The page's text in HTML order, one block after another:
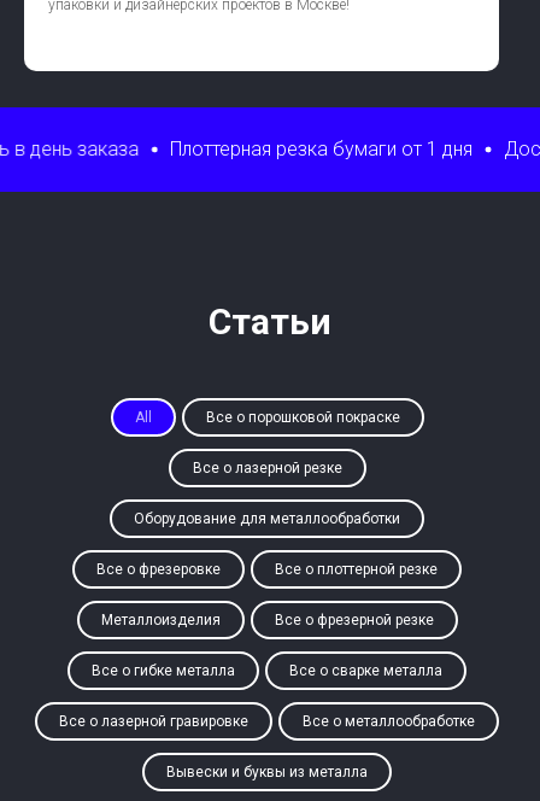
упаковки и дизайнерских проектов в Москве!
Плоттерная резка бумаги от 1 дня Доставка по РФ
Статьи
All Все о порошковой покраске
Все о лазерной резке
Оборудование для металлообработки
Все о фрезеровке Все о плоттерной резке
Металлоизделия Все о фрезерной резке
Все о гибке металла Все о сварке металла
Все о лазерной гравировке Все о металлообработке
Вывески и буквы из металла